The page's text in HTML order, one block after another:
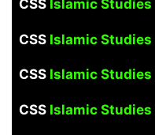
CSSIslamic Studies
CSSIslamic Studies
CSSIslamic Studies
CSSIslamic Studies